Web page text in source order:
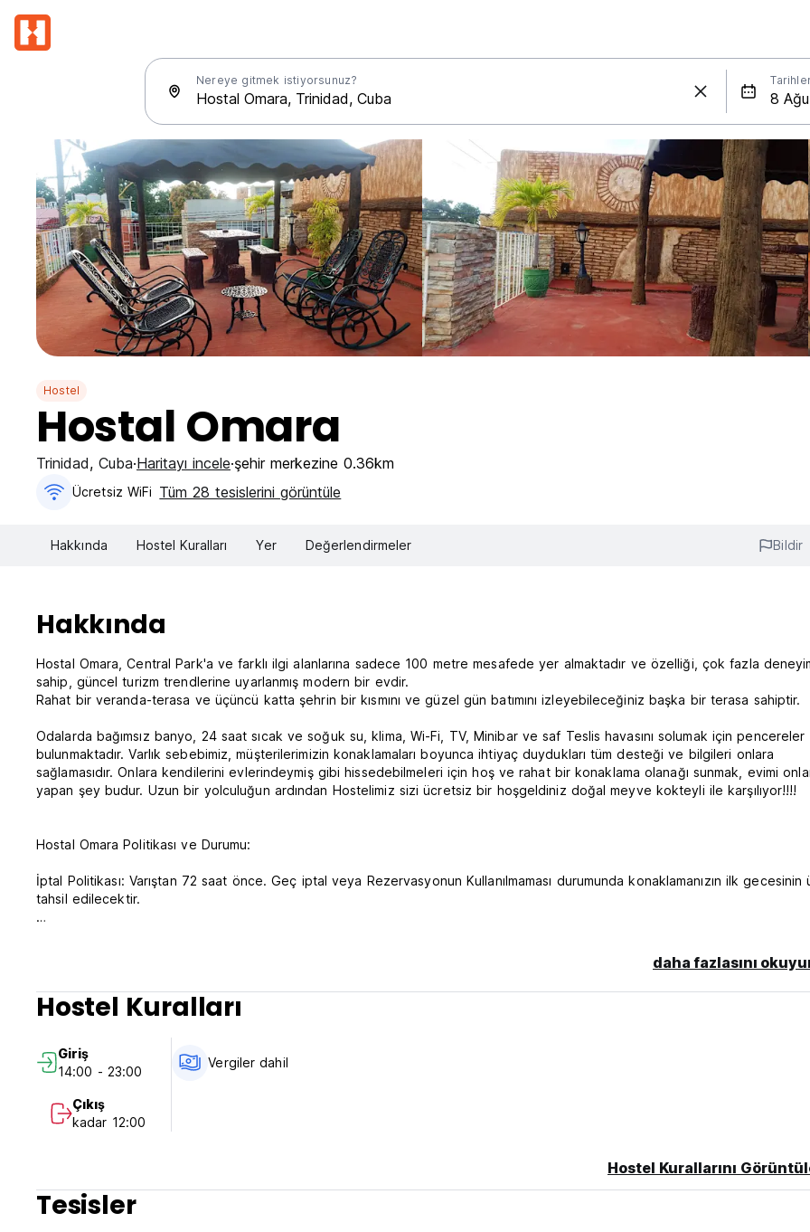
Nereye gitmek istiyorsunuz?
Hostel
Hostal Omara
Trinidad, Cuba Haritayı incele şehir merkezine 0.36km
Ücretsiz WiFi Tüm 28 tesislerini görüntüle
Hakkında Hostel Kuralları Yer Değerlendirmeler Bildir
Hakkında
Hostal Omara, Central Park'a ve farklı ilgi alanlarına sadece 100 metre mesafede yer almaktadır ve özelliği, çok fazla
sahip, güncel turizm trendlerine uyarlanmış modern bir evdir.
Rahat bir veranda-terasa ve üçüncü katta şehrin bir kısmını ve güzel gün batımını izleyebileceğiniz başka bir terasa sahiptir.
Odalarda bağımsız banyo, 24 saat sıcak ve soğuk su, klima, Wi-Fi, TV, Minibar ve saf Teslis havasını solumak için pencereler
bulunmaktadır. Varlık sebebimiz, müşterilerimizin konaklamaları boyunca ihtiyaç duydukları tüm desteği ve bilgileri onlara
sağlamasıdır. Onlara kendilerini evlerindeymiş gibi hissedebilmeleri için hoş ve rahat bir konaklama olanağı sunmak, evimi
yapan şey budur. Uzun bir yolculuğun ardından Hostelimiz sizi ücretsiz bir hoşgeldiniz doğal meyve kokteyli ile karşılıyor!!!!
Hostal Omara Politikası ve Durumu:
İptal Politikası: Varıştan 72 saat önce. Geç iptal veya Rezervasyonun Kullanılmaması durumunda konaklamanızın ilk gecesinin
tahsil edilecektir.
Varışta nakit ödeme
Vergiler dahil
Genel:
24 saat resepsiyon.
Sokağa çıkma yasağı yok
Evcil hayvana izin verilmiyor (Auto-translated from original language)
daha fazlasını
Hostel Kuralları
Giriş
14:00 - 23:00
Çıkış
kadar 12:00
Vergiler dahil
Hostel Kurallarını
Tesisler